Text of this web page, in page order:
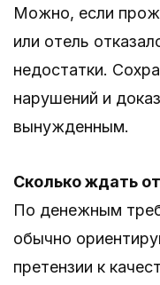
Можно, если
или отель
недостатки.
нарушений и
вынужденным.
Сколько ждать
По денежным
обычно
претензии к